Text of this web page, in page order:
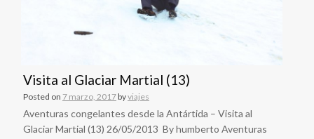
Visita al Glaciar Martial (13)
Posted on 7 marzo, 2017byviajes
Aventuras congelantes desde la Antártida – Visita al
Glaciar Martial (13) 26/05/2013 By humberto Aventuras